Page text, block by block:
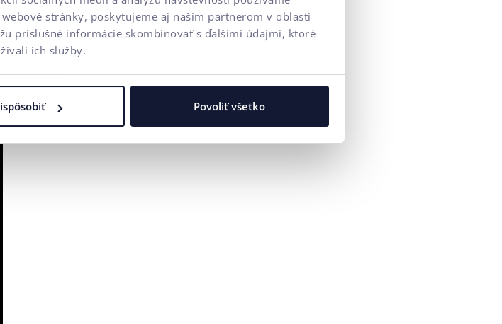
stránky, poskytujeme aj našim partnerom v oblasti
príslušné informácie skombinovať s ďalšími údajmi, ktoré
ich služby.
Povoliť všetko